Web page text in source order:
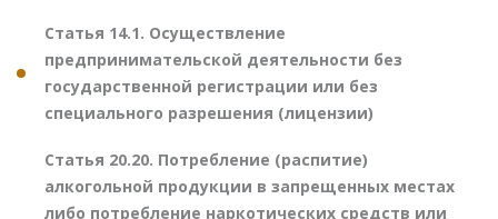
Статья 14.1. Осуществление
предпринимательской деятельности без
государственной регистрации или без
специального разрешения (лицензии)
Статья 20.20. Потребление (распитие)
алкогольной продукции в запрещенных местах
либо потребление наркотических средств или